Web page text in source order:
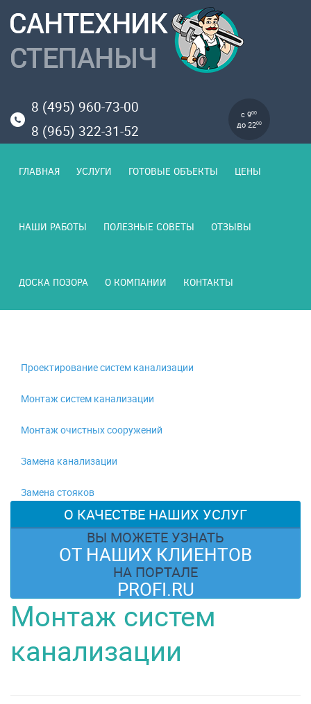
8 (495) 960-73-00
8 (965) 322-31-52
с 900
до 2200
ГЛАВНАЯ УСЛУГИ ГОТОВЫЕ ОБЪЕКТЫ ЦЕНЫ
НАШИ РАБОТЫ ПОЛЕЗНЫЕ СОВЕТЫ ОТЗЫВЫ
ДОСКА ПОЗОРА О КОМПАНИИ КОНТАКТЫ
Проектирование систем канализации
Монтаж систем канализации
Монтаж очистных сооружений
Замена канализации
Замена стояков
О КАЧЕСТВЕ НАШИХ УСЛУГ
ВЫ МОЖЕТЕ УЗНАТЬ
ОТ НАШИХ КЛИЕНТОВ
НА ПОРТАЛЕ
PROFI.RU
Монтаж систем
канализации